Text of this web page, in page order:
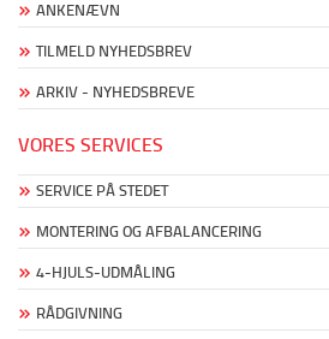
ANKENÆVN
TILMELD NYHEDSBREV
ARKIV - NYHEDSBREVE
VORES SERVICES
SERVICE PÅ STEDET
MONTERING OG AFBALANCERING
4-HJULS-UDMÅLING
RÅDGIVNING